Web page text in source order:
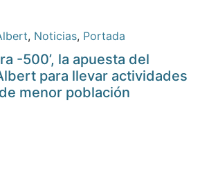
, Noticias, Portada
-500’, la apuesta del
para llevar actividades
menor población